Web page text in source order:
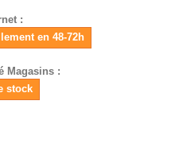
:
en 48-72h
Magasins :
stock